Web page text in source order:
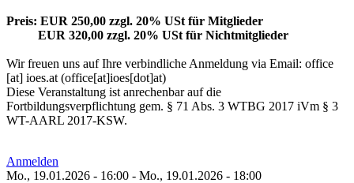
Preis: EUR 250,00 zzgl. 20% USt für Mitglieder
EUR 320,00 zzgl. 20% USt für Nichtmitglieder
Wir freuen uns auf Ihre verbindliche Anmeldung via Email: office
[at] ioes.at (office[at]ioes[dot]at)
Diese Veranstaltung ist anrechenbar auf die
Fortbildungsverpflichtung gem. § 71 Abs. 3 WTBG 2017 iVm § 3
WT-AARL 2017-KSW.
Anmelden
Mo., 19.01.2026 - 16:00 - Mo., 19.01.2026 - 18:00